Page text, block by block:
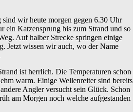
sind wir heute morgen gegen 6.30 Uhr
ein Katzensprung bis zum Strand und so
Auf halber Strecke springen einige
Jetzt wissen wir auch, wo der Name
ist herrlich. Die Temperaturen schon
warm. Einige Wellenreiter sind bereits
Angler versucht sein Glück. Schon
am Morgen noch welche aufgestanden